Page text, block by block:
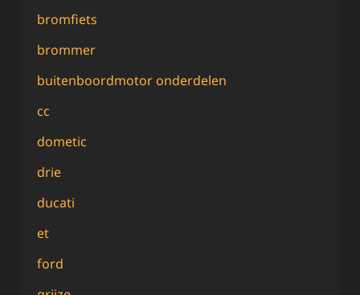
bromfiets
brommer
buitenboordmotor onderdelen
cc
dometic
drie
ducati
et
ford